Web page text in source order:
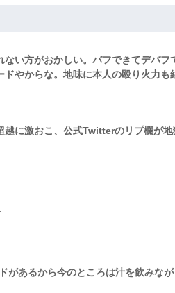
ない方がおかしい。バフできてデバ
やからな。地味に本人の殴り火力も
越に激おこ、公式Twitterのリプ欄が
があるから今のところは汁を飲みな